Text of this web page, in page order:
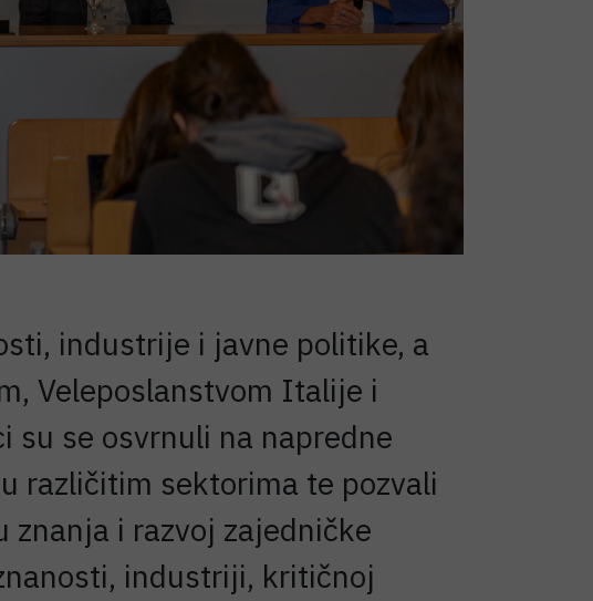
industrije i javne politike, a
Veleposlanstvom Italije i
su se osvrnuli na napredne
različitim sektorima te pozvali
znanja i razvoj zajedničke
industriji, kritičnoj